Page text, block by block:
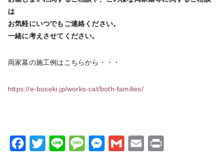
は
お気軽にいつでもご連絡ください。
一緒に考えさせてください。
両家墓の施工例はこちらから・・・
https://e-boseki.jp/works-cat/both-families/
Facebook
Twitter
LineMessage
Messenger
GmailEmail